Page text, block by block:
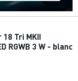
Tri MKII
RGWB 3 W - blanc